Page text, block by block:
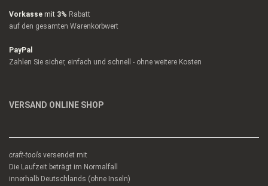
Vorkasse mit 3% Rabatt
auf den gesamten Warenkorbwert
PayPal
Zahlen Sie sicher, einfach und schnell - ohne weitere Kosten
VERSAND ONLINE SHOP
craft-tools versendet mit
Die Laufzeit beträgt im Normalfall
innerhalb Deutschlands (ohne Inseln)